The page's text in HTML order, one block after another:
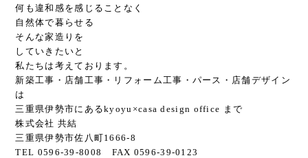
何も違和感を感じることなく
自然体で暮らせる
そんな家造りを
していきたいと
私たちは考えております。
新築工事・店舗工事・リフォーム工事・パース・店舗デザイン
は
三重県伊勢市にあるkyoyu×casa design office まで
株式会社 共結
三重県伊勢市佐八町1666-8
TEL 0596-39-8008 FAX 0596-39-0123